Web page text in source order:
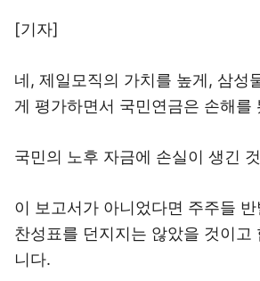
[기자]
네, 제일모직의 가치를 높게, 삼성
게 평가하면서 국민연금은 손해를
국민의 노후 자금에 손실이 생긴
이 보고서가 아니었다면 주주들
찬성표를 던지지는 않았을 것이고
니다.